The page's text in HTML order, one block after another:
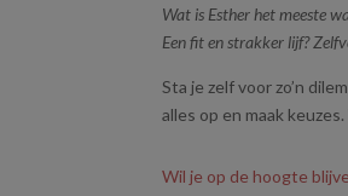
Wat is Esther het meeste
Een fit en strakker lijf?
Sta je zelf voor zo’n
alles op en maak
Wil je op de hoogte